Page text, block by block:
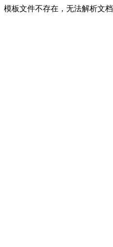
模板文件不存在，无法解析文档